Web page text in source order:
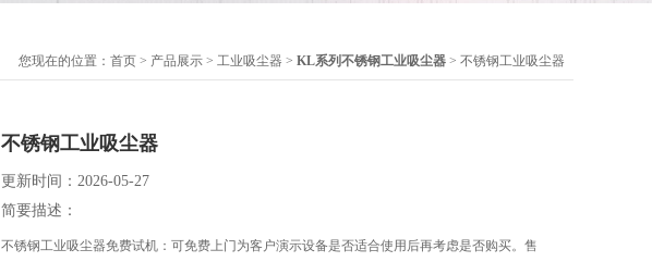
您现在的位置： 首页 > 产品展示 > 工业吸尘器 > KL系列不锈钢工业吸尘器 > 不锈钢工业吸尘器
不锈钢工业吸尘器
更新时间：2026-05-27
简要描述：
不锈钢工业吸尘器免费试机：可免费上门为客户演示设备是否适合使用后再考虑是否购买。售